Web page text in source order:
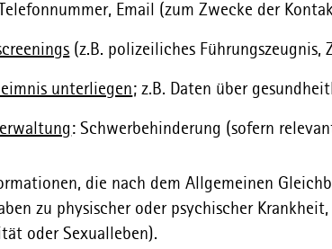
Email (zum Zwecke der
(z.B. polizeiliches Führungszeugnis,
unterliegen; z.B. Daten über
: Schwerbehinderung (sofern
die nach dem Allgemeinen
zu physischer oder psychischer
oder Sexualleben).